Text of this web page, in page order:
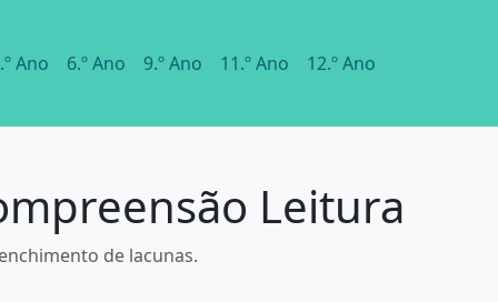
Ano 6.º Ano 9.º Ano 11.º Ano 12.º Ano
Leitura
de lacunas.